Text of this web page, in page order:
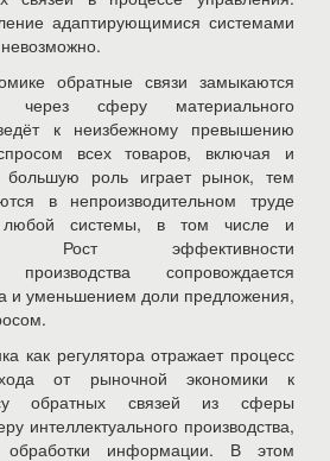
адаптирующимися системами
обратные связи замыкаются
через сферу материального
к неизбежному превышению
всех товаров, включая и
роль играет рынок, тем
в непроизводительном труде
любой системы, в том числе и
Рост эффективности
производства сопровождается
и уменьшением доли предложения,
как регулятора отражает процесс
от рыночной экономики к
обратных связей из сферы
интеллектуального производства,
информации. В этом